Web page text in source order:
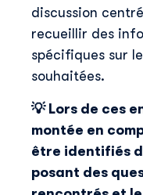
discussion
recueillir des
spécifiques sur
souhaitées.
💡 Lors de ces
montée en
être identifiés
posant des